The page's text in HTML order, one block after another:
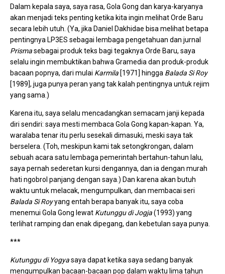
Dalam kepala saya, saya rasa, Gola Gong dan karya-karyanya
akan menjadi teks penting ketika kita ingin melihat Orde Baru
secara lebih utuh. (Ya, jika Daniel Dakhidae bisa melihat betapa
pentingnya LP3ES sebagai lembaga pengetahuan dan jurnal
Prismasebagai produk teks bagi tegaknya Orde Baru, saya
selalu ingin membuktikan bahwa Gramedia dan produk-produk
bacaan popnya, dari mulai Karmila [1971] hingga Balada Si Roy
[1989], juga punya peran yang tak kalah pentingnya untuk rejim
yang sama.)
Karena itu, saya selalu mencadangkan semacam janji kepada
diri sendiri: saya mesti membaca Gola Gong kapan-kapan. Ya,
waralaba tenar itu perlu sesekali dimasuki, meski saya tak
berselera. (Toh, meskipun kami tak setongkrongan, dalam
sebuah acara satu lembaga pemerintah bertahun-tahun lalu,
saya pernah sederetan kursi dengannya, dan ia dengan murah
hati ngobrol panjang dengan saya.) Dan karena akan butuh
waktu untuk melacak, mengumpulkan, dan membacai seri
Balada Si Royyang entah berapa banyak itu, saya coba
menemui Gola Gong lewat Kutunggu di Jogja(1993) yang
terlihat ramping dan enak dipegang, dan kebetulan saya punya.
***
Kutunggu di Yogyasaya dapat ketika saya sedang banyak
mengumpulkan bacaan-bacaan pop dalam waktu lima tahun